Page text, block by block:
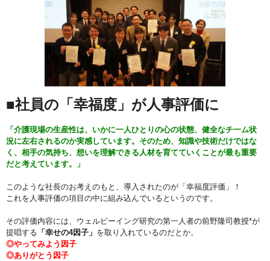
■社員の「幸福度」が人事評価に
「介護現場の生産性は、いかに一人ひとりの心の状態、健全なチ一ム状
況に左右されるのか実感しています。そのため、知識や技術だけではな
く、相手の気持ち、想いを理解できる人材を育てていくことが最も重要
だと考えています。」
このような社長のお考えのもと、導入されたのが「幸福度評価」！
これを人事評価の項目の中に組み込んでいるというのです。
その評価内容には、ウェルビーイング研究の第一人者の前野隆司教授*が
提唱する 「幸せの4因子」 を取り入れているのだとか。
◎やってみよう因子
◎ありがとう因子